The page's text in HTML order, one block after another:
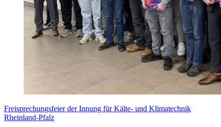
Freisprechungsfeier der Innung für Kälte- und Klimatechnik
Rheinland-Pfalz